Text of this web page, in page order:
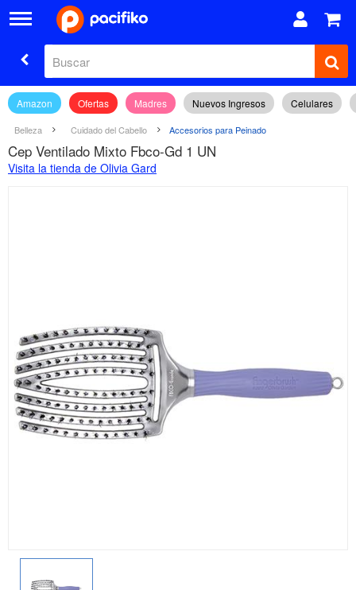
Amazon Ofertas Madres Nuevos Ingresos Celulares
Belleza Cuidado del Cabello Accesorios para Peinado
Cep Ventilado Mixto Fbco-Gd 1 UN
Visita la tienda de Olivia Gard